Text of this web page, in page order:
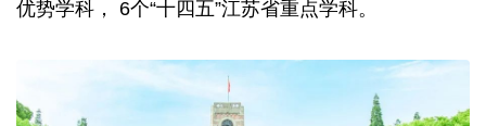
优势学科， 6个“十四五”江苏省重点学科。